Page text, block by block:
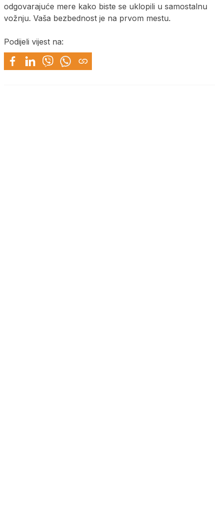
odgovarajuće mere kako biste se uklopili u samostalnu
vožnju. Vaša bezbednost je na prvom mestu.
Podijeli vijest na: